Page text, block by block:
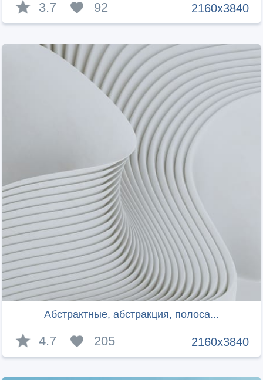
2160x3840
3.7 92
Абстрактные, абстракция, полоса...
2160x3840
4.7 205